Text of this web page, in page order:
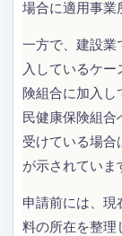
場合に適用事業
一方で、建設業
入しているケ
険組合に加入し
民健康保険組
受けている場合
が示されていま
申請前には、
料の所在を整理